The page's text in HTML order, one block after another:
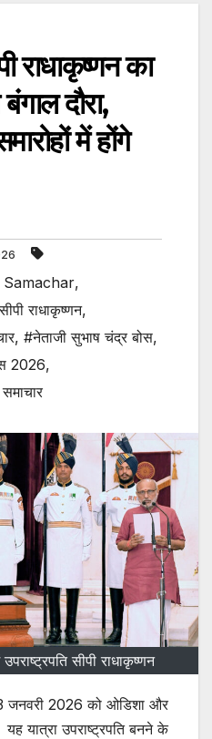
राधाकृष्णन का
दौरा,
में होंगे
,
राधाकृष्णन,
, #नेताजी सुभाष चंद्र बोस,
2026,
सीपी राधाकृष्णन
जनवरी 2026 को ओडिशा और
यात्रा उपराष्ट्रपति बनने के